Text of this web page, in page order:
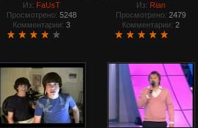
Из: FaUsT
Просмотрено: 5248
Комментарии: 3
Из: Rian
Просмотрено: 2479
Комментарии: 2